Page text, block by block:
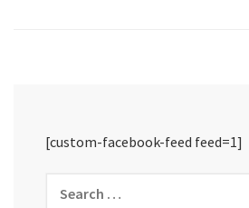
[custom-facebook-feed feed=1]